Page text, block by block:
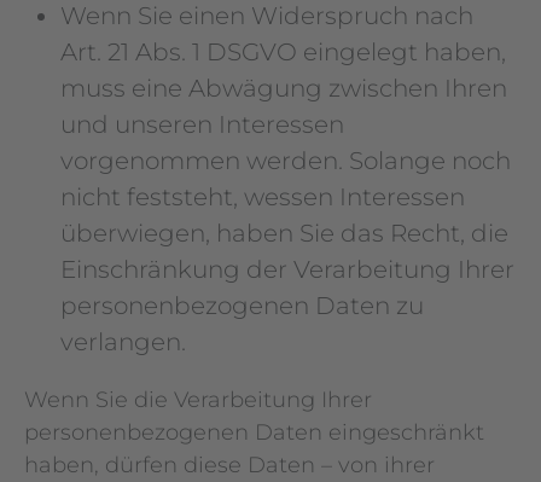
Wenn Sie einen Widerspruch nach
Art. 21 Abs. 1 DSGVO eingelegt haben,
muss eine Abwägung zwischen Ihren
und unseren Interessen
vorgenommen werden. Solange noch
nicht feststeht, wessen Interessen
überwiegen, haben Sie das Recht, die
Einschränkung der Verarbeitung Ihrer
personenbezogenen Daten zu
verlangen.
Wenn Sie die Verarbeitung Ihrer
personenbezogenen Daten eingeschränkt
haben, dürfen diese Daten – von ihrer